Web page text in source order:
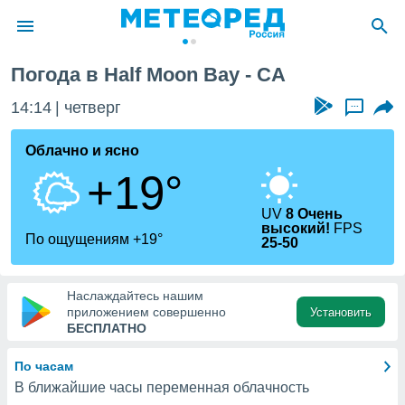
о
Вы можете
к этому
доступ
Погода в Half Moon Вау - CA
14:14 четверг ...
Облачно и ясно
+19°
По ощущениям +19°
UV8 Очень
высокий! FPS
25-50
Наслаждайтесь нашим
приложением совершенно
БЕСПЛАТНО
Установить
По часам
В ближайшие часы переменная облачность